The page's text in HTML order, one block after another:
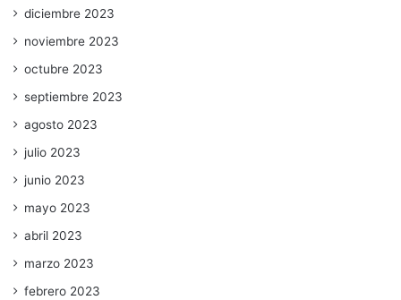
diciembre 2023
noviembre 2023
octubre 2023
septiembre 2023
agosto 2023
julio 2023
junio 2023
mayo 2023
abril 2023
marzo 2023
febrero 2023